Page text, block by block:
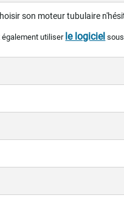
son moteur tubulaire
également utiliser le logiciel sous